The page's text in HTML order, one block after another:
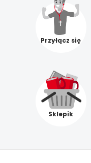
Przyłącz się
Sklepik